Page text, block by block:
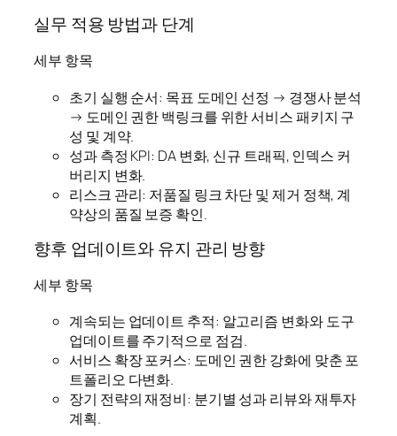
실무 적용 방법과 단계
세부 항목
초기 실행 순서: 목표 도메인 선정 → 경쟁사 분석
→ 도메인 권한 백링크를 위한 서비스 패키지 구
성 및 계약.
성과 측정 KPI: DA 변화, 신규 트래픽, 인덱스 커
버리지 변화.
리스크 관리: 저품질 링크 차단 및 제거 정책, 계
약상의 품질 보증 확인.
향후 업데이트와 유지 관리 방향
세부 항목
계속되는 업데이트 추적: 알고리즘 변화와 도구
업데이트를 주기적으로 점검.
서비스 확장 포커스: 도메인 권한 강화에 맞춘 포
트폴리오 다변화.
장기 전략의 재정비: 분기별 성과 리뷰와 재투자
계획.